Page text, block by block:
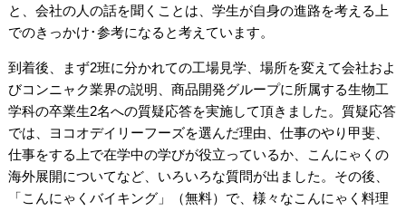
と、会社の人の話を聞くことは、学生が自身の進路を考える上
でのきっかけ･参考になると考えています。
到着後、まず2班に分かれての工場見学、場所を変えて会社およ
びコンニャク業界の説明、商品開発グループに所属する生物工
学科の卒業生2名への質疑応答を実施して頂きました。質疑応答
では、ヨコオデイリーフーズを選んだ理由、仕事のやり甲斐、
仕事をする上で在学中の学びが役立っているか、こんにゃくの
海外展開についてなど、いろいろな質問が出ました。その後、
「こんにゃくバイキング」（無料）で、様々なこんにゃく料理